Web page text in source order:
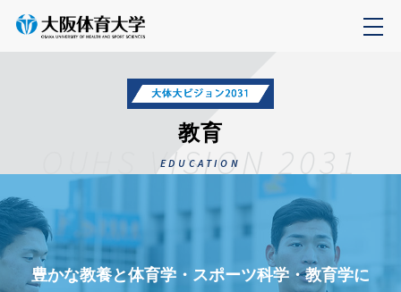
教育
EDUCATION
OUHS VISION 2031
豊かな教養と体育学・スポーツ科学・教育学に